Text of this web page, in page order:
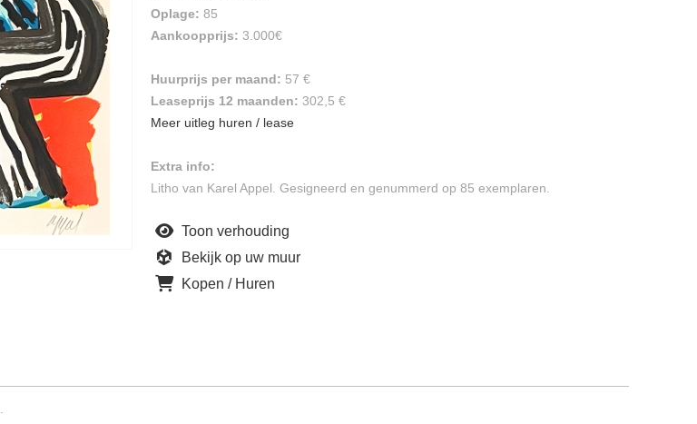
Oplage: 85
Aankoopprijs: 3.000€
Huurprijs per maand: 57 €
Leaseprijs 12 maanden: 302,5 €
Meer uitleg huren / lease
Extra info:
Litho van Karel Appel. Gesigneerd en genummerd op 85 exemplaren.
Toon verhouding
Bekijk op uw muur
Kopen / Huren